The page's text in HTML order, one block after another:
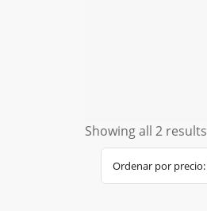
Showing all 2 results